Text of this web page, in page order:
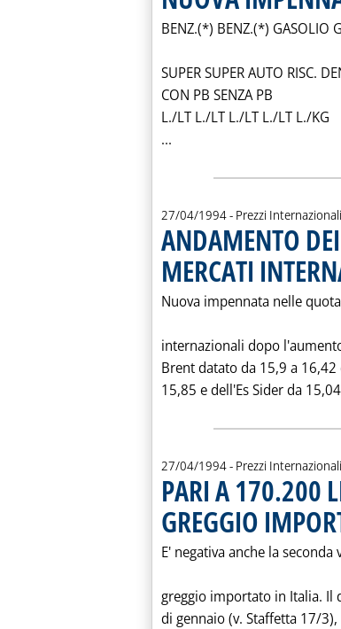
BENZ.(*) BENZ.(*) GASOLIO
SUPER SUPER AUTO RISC.
CON PB SENZA PB
L./LT L./LT L./LT L./LT L./KG
... Leggi tutta la notizia:
27/04/1994- Prezzi Internazionali
ANDAMENTO
MERCATI
Nuova impennata nelle
internazionali dopo
Brent datato da 15,9 a
15,85 e dell'Es Sider da
27/04/1994- Prezzi Internazionali
PARI A 170.200
GREGGIO
E' negativa anche la
greggio importato in Italia.
di gennaio (v. Staffetta 17/